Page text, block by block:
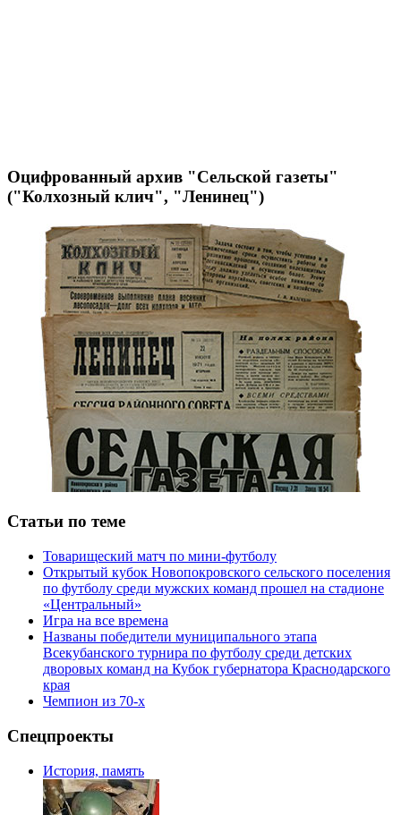
Оцифрованный архив "Сельской газеты"
("Колхозный клич", "Ленинец")
Статьи по теме
Товарищеский матч по мини-футболу
Открытый кубок Новопокровского сельского поселения
по футболу среди мужских команд прошел на стадионе
«Центральный»
Игра на все времена
Названы победители муниципального этапа
Всекубанского турнира по футболу среди детских
дворовых команд на Кубок губернатора Краснодарского
края
Чемпион из 70-х
Спецпроекты
История, память